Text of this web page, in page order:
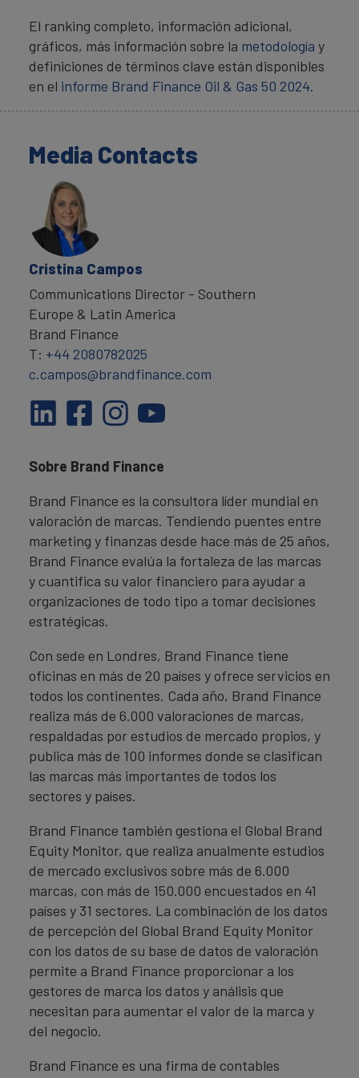
El ranking completo, información adicional,
gráficos, más información sobre la metodología y
definiciones de términos clave están disponibles
en el informe Brand Finance Oil & Gas 50 2024.
Media Contacts
Cristina Campos
Communications Director - Southern
Europe & Latin America
Brand Finance
T: +44 2080782025
c.campos@brandfinance.com
Sobre Brand Finance
Brand Finance es la consultora líder mundial en
valoración de marcas. Tendiendo puentes entre
marketing y finanzas desde hace más de 25 años,
Brand Finance evalúa la fortaleza de las marcas
y cuantifica su valor financiero para ayudar a
organizaciones de todo tipo a tomar decisiones
estratégicas.
Con sede en Londres, Brand Finance tiene
oficinas en más de 20 países y ofrece servicios en
todos los continentes. Cada año, Brand Finance
realiza más de 6.000 valoraciones de marcas,
respaldadas por estudios de mercado propios, y
publica más de 100 informes donde se clasifican
las marcas más importantes de todos los
sectores y países.
Brand Finance también gestiona el Global Brand
Equity Monitor, que realiza anualmente estudios
de mercado exclusivos sobre más de 6.000
marcas, con más de 150.000 encuestados en 41
países y 31 sectores. La combinación de los datos
de percepción del Global Brand Equity Monitor
con los datos de su base de datos de valoración
permite a Brand Finance proporcionar a los
gestores de marca los datos y análisis que
necesitan para aumentar el valor de la marca y
del negocio.
Brand Finance es una firma de contables